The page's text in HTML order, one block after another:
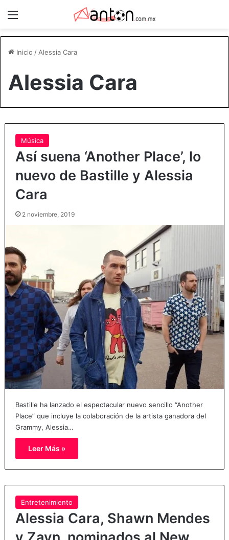
Inicio / Alessia Cara
Alessia Cara
Música
Así suena ‘Another Place’, lo
nuevo de Bastille y Alessia
Cara
2 noviembre, 2019
Bastille ha lanzado el espectacular nuevo sencillo “Another
Place” que incluye la colaboración de la artista ganadora del
Grammy, Alessia…
Leer Más »
Entretenimiento
Alessia Cara, Shawn Mendes